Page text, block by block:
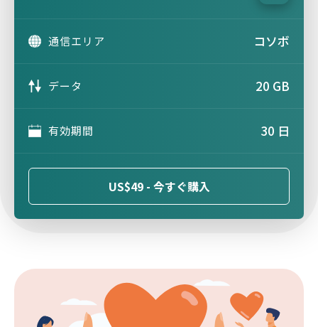
通信エリア コソボ
データ 20 GB
有効期間 30 日
US$49 - 今すぐ購入